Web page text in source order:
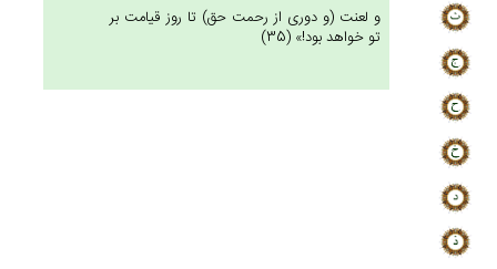
و لعنت (و دورى از رحمت حق) تا روز قيامت بر
تو خواهد بود!» (35)